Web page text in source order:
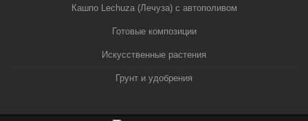
Кашпо Lechuza (Лечуза) с автополивом
Готовые композиции
Искусственные растения
Грунт и удобрения